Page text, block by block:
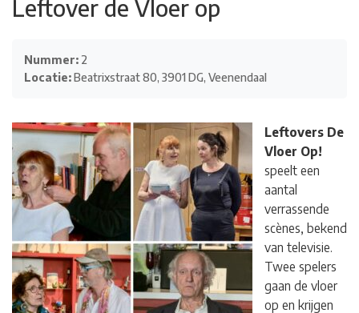
Leftover de Vloer op
Nummer: 2
Locatie:Beatrixstraat 80, 3901 DG, Veenendaal
Leftovers De
Vloer Op!
speelt een
aantal
verrassende
scènes, bekend
van televisie.
Twee spelers
gaan de vloer
op en krijgen